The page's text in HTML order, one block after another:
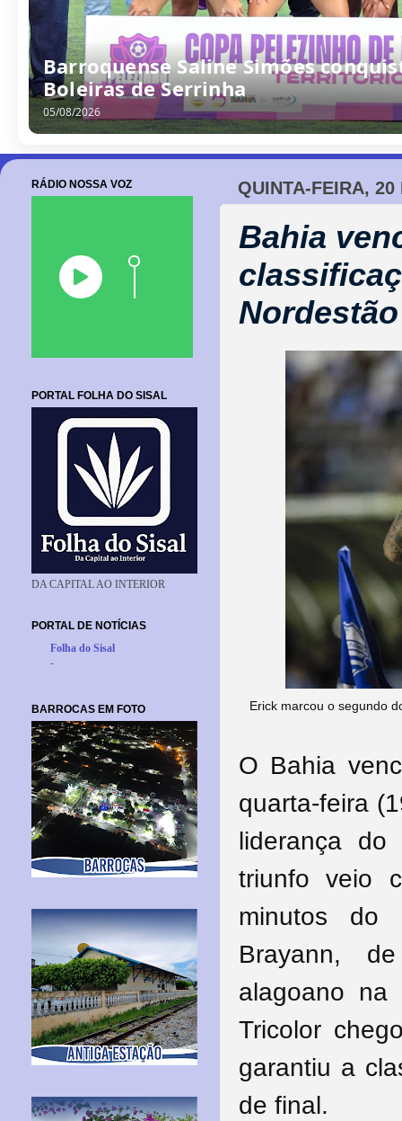
2
0
2
6
QUINTA-FEIRA, 20
Bahia
Nordestão
Erick marcou o segundo
O Bahia
quarta-feira
liderança
triunfo veio
minutos do
Brayann,
alagoano
Tricolor
garantiu a
de final.
RÁDIO NOSSA VOZ
PORTAL FOLHA DO SISAL
DA CAPITAL AO INTERIOR
PORTAL DE NOTÍCIAS
Folha do Sisal
-
BARROCAS EM FOTO